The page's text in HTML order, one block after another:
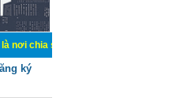
thức kinh nghiệm trong lãnh vực
ký